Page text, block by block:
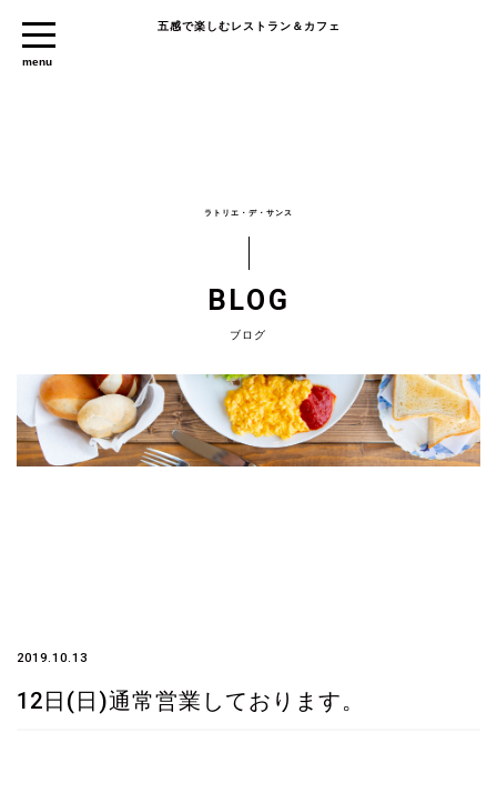
五感で楽しむレストラン＆カフェ
ラトリエ・デ・サンス
BLOG
ブログ
2019.10.13
12日(日)通常営業しております。